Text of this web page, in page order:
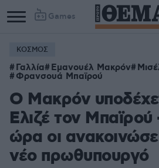
Games
ΚΟΣΜΟΣ
Γαλλία Εμανουέλ Μακρόν
Φρανσουά Μπαϊρού
Ο Μακρόν
Ελιζέ τον Μπαϊρού
ώρα οι
νέο πρωθυπουργό